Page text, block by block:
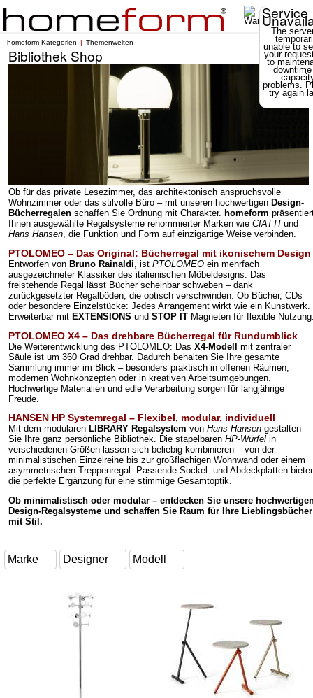
Service
The
unable to
your
to
problems.
try again
homeform Kategorien Themenwelten
Bibliothek Shop
Ob für das private Lesezimmer, das architektonisch anspruchsvolle
Wohnzimmer oder das stilvolle Büro – mit unseren hochwertigen Design-
Bücherregalen schaffen Sie Ordnung mit Charakter. homeform
Ihnen ausgewählte Regalsysteme renommierter Marken wie CIATTI und
Hans Hansen, die Funktion und Form auf einzigartige Weise verbinden.
PTOLOMEO – Das Original: Bücherregal mit ikonischem Design
Entworfen von Bruno Rainaldi , ist PTOLOMEO ein mehrfach
ausgezeichneter Klassiker des italienischen Möbeldesigns. Das
freistehende Regal lässt Bücher scheinbar schweben – dank
zurückgesetzter Regalböden, die optisch verschwinden. Ob Bücher, CDs
oder besondere Einzelstücke: Jedes Arrangement wirkt wie ein Kunstwerk.
Erweiterbar mit EXTENSIONS und STOP IT Magneten für flexible
PTOLOMEO X4 – Das drehbare Bücherregal für Rundumblick
Die Weiterentwicklung des PTOLOMEO: Das X4-Modell mit zentraler
Säule ist um 360 Grad drehbar. Dadurch behalten Sie Ihre gesamte
Sammlung immer im Blick – besonders praktisch in offenen Räumen,
modernen Wohnkonzepten oder in kreativen Arbeitsumgebungen.
Hochwertige Materialien und edle Verarbeitung sorgen für langjährige
Freude.
HANSEN HP Systemregal – Flexibel, modular, individuell
Mit dem modularen LIBRARY Regalsystem von Hans Hansen gestalten
Sie Ihre ganz persönliche Bibliothek. Die stapelbaren HP-Würfel in
verschiedenen Größen lassen sich beliebig kombinieren – von der
minimalistischen Einzelreihe bis zur großflächigen Wohnwand oder einem
asymmetrischen Treppenregal. Passende Sockel- und Abdeckplatten
die perfekte Ergänzung für eine stimmige Gesamtoptik.
Ob minimalistisch oder modular – entdecken Sie unsere
Design-Regalsysteme und schaffen Sie Raum für Ihre Lieblingsbücher
mit Stil.